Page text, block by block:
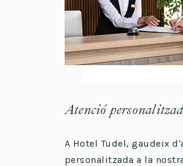
Atenció
A Hotel Tudel, gaudeix
personalitzada a la